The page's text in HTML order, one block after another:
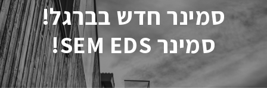
סמינר חדש בברגל!
סמינר SEM EDS!